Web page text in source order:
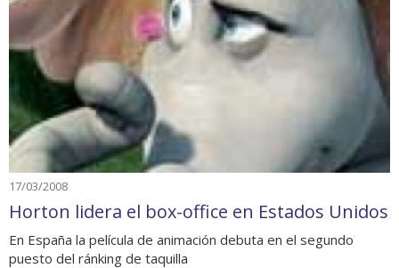
17/03/2008
Horton lidera el box-office en Estados Unidos
En España la película de animación debuta en el segundo
puesto del ránking de taquilla